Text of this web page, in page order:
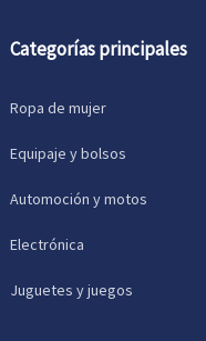
Categorías principales
Ropa de mujer
Equipaje y bolsos
Automoción y motos
Electrónica
Juguetes y juegos